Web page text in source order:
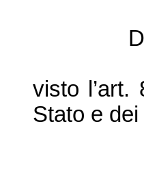
visto l’art.
Stato e